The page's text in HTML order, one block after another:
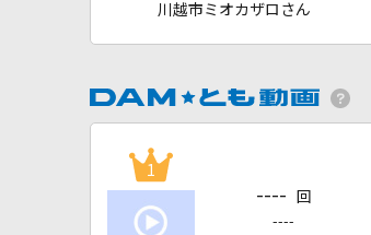
川越市ミオカザロさん
1
---- 回
----